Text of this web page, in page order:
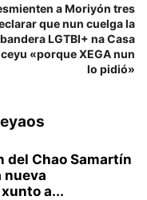
a Moriyón tres
que nun cuelga la
bandera LGTBI+ na Casa
«porque XEGA nun
lo pidió»
del Chao Samartín
nueva
a...